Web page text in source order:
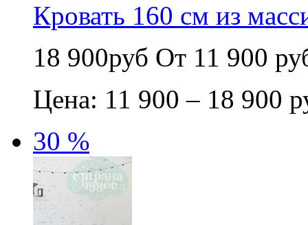
Кровать 160 см из
18 900руб От 11 900
Цена: 11 900 – 18 900
30 %